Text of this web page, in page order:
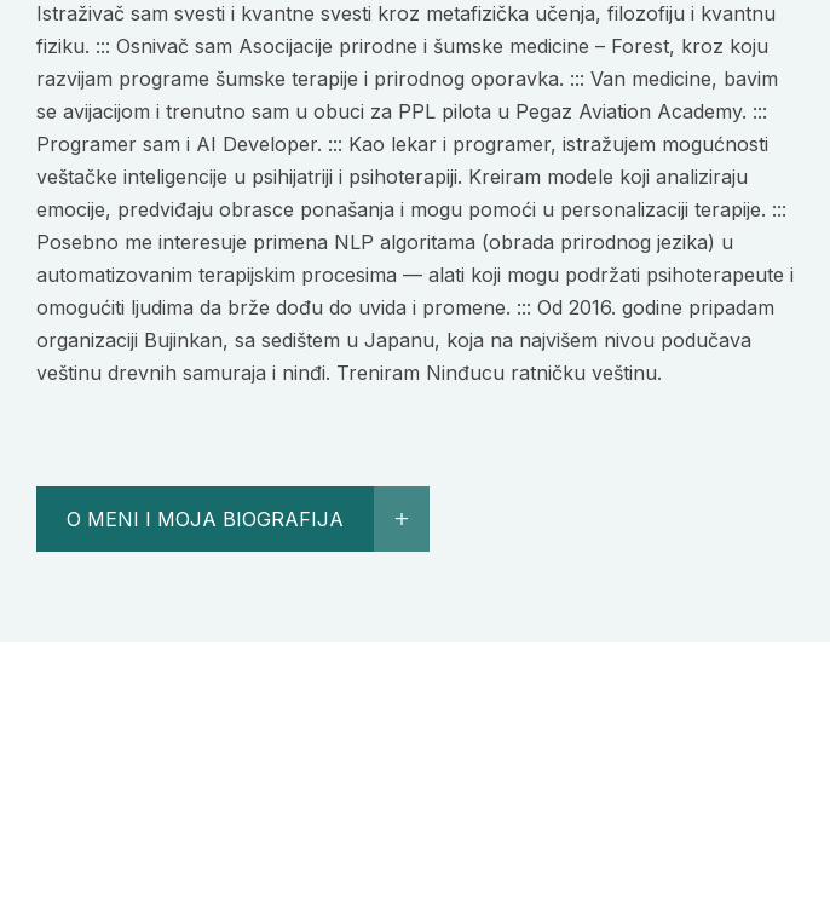
Istraživač sam svesti i kvantne svesti kroz metafizička učenja, filozofiju i kvantnu
fiziku. ::: Osnivač sam Asocijacije prirodne i šumske medicine – Forest, kroz koju
razvijam programe šumske terapije i prirodnog oporavka. ::: Van medicine, bavim
se avijacijom i trenutno sam u obuci za PPL pilota u Pegaz Aviation Academy. :::
Programer sam i AI Developer. ::: Kao lekar i programer, istražujem mogućnosti
veštačke inteligencije u psihijatriji i psihoterapiji. Kreiram modele koji analiziraju
emocije, predviđaju obrasce ponašanja i mogu pomoći u personalizaciji terapije. :::
Posebno me interesuje primena NLP algoritama (obrada prirodnog jezika) u
automatizovanim terapijskim procesima — alati koji mogu podržati psihoterapeute i
omogućiti ljudima da brže dođu do uvida i promene. ::: Od 2016. godine pripadam
organizaciji Bujinkan, sa sedištem u Japanu, koja na najvišem nivou podučava
veštinu drevnih samuraja i ninđi. Treniram Ninđucu ratničku veštinu.
O MENI I MOJA BIOGRAFIJA